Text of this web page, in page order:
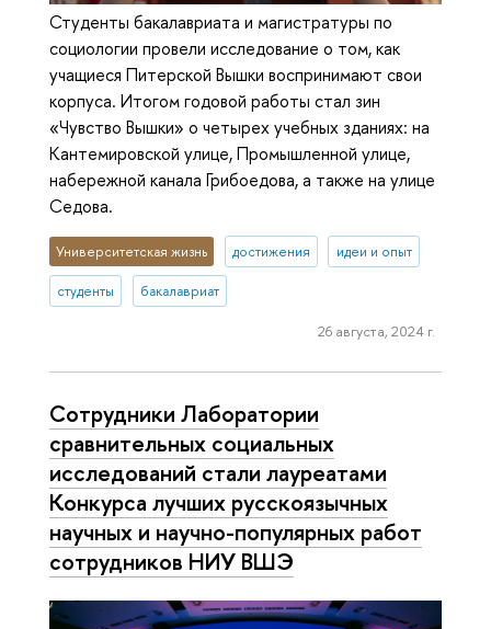
Студенты бакалавриата и магистратуры по
социологии провели исследование о том, как
учащиеся Питерской Вышки воспринимают свои
корпуса. Итогом годовой работы стал зин
«Чувство Вышки» о четырех учебных зданиях: на
Кантемировской улице, Промышленной улице,
набережной канала Грибоедова, а также на улице
Седова.
Университетская жизнь достижения идеи и опыт
студенты бакалавриат
26 августа, 2024 г.
Сотрудники Лаборатории
сравнительных социальных
исследований стали лауреатами
Конкурса лучших русскоязычных
научных и научно-популярных работ
сотрудников НИУ ВШЭ